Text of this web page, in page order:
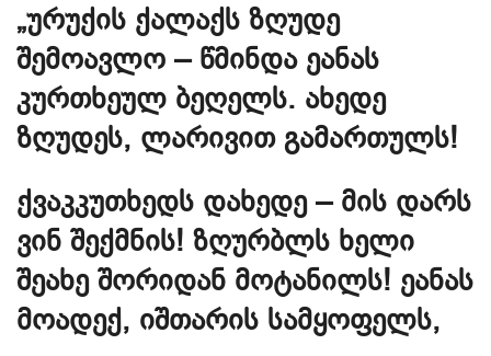
„ურუქის ქალაქს ზღუდე
შემოავლო – წმინდა ეანას
კურთხეულ ბეღელს. ახედე
ზღუდეს, ლარივით გამართულს!
ქვაკკუთხედს დახედე – მის დარს
ვინ შექმნის! ზღურბლს ხელი
შეახე შორიდან მოტანილს! ეანას
მოადექ, იშთარის სამყოფელს,